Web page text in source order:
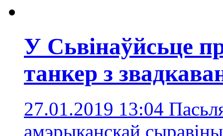
У Сьвінаўйсьце
танкер з
27.01.2019 13:04
амэрыканскай